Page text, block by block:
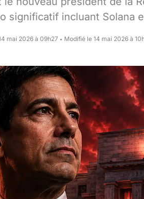
significatif incluant Solana
mai 2026 à 09h27 • Modifié le 14 mai 2026 à